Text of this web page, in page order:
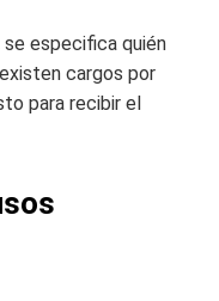
se especifica quién
cargos por
para recibir el